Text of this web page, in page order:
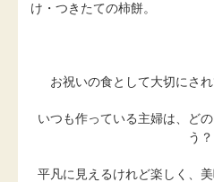
け・つきたての柿餅。
お祝いの食として大切にさ
いつも作っている主婦は、ど
う？
平凡に見えるけれど楽しく、